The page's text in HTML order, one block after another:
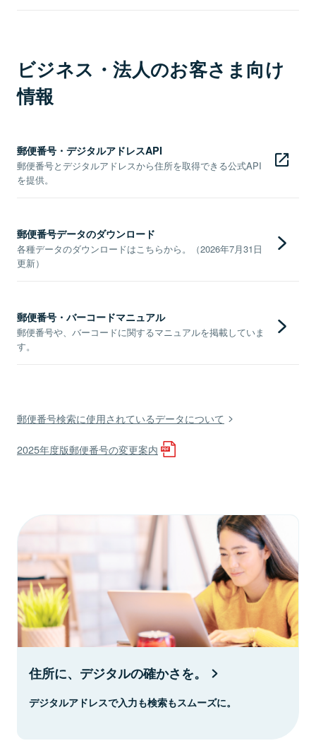
ビジネス・法人のお客さま向け
情報
郵便番号・デジタルアドレスAPI
郵便番号とデジタルアドレスから住所を取得できる公式API
を提供。
郵便番号データのダウンロード
各種データのダウンロードはこちらから。（2026年7月31日
更新）
郵便番号・バーコードマニュアル
郵便番号や、バーコードに関するマニュアルを掲載していま
す。
郵便番号検索に使用されているデータについて
2025年度版郵便番号の変更案内
住所に、デジタルの確かさを。
デジタルアドレスで入力も検索もスムーズに。